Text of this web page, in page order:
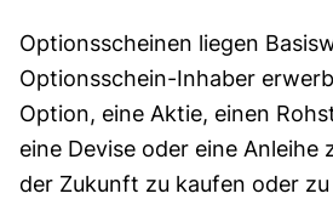
Options­scheinen liegen
Options­schein-Inhaber
Option, eine Aktie, einen
eine Devise oder eine Anleihe
der Zukunft zu kaufen oder